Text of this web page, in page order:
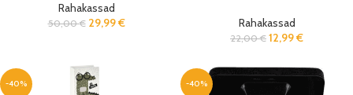
Rahakassad
50,00€ 29,99€ Rahakassad
22,00€ 12,99€
-40% -40%